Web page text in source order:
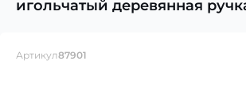
игольчатый деревянная
Артикул87901